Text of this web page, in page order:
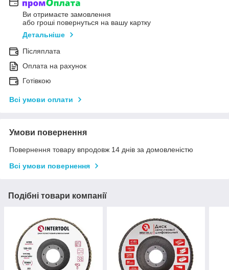
Ви отримаєте замовлення
або гроші повернуться на вашу картку
Детальніше
Післяплата
Оплата на рахунок
Готівкою
Всі умови оплати
Умови повернення
Повернення товару впродовж 14 днів за домовленістю
Всі умови повернення
Подібні товари компанії